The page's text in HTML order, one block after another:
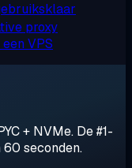
proxy
VPS
+ NVMe. De #1-
seconden.